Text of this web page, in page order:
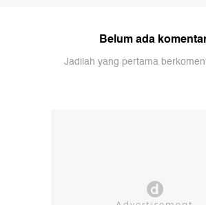
Belum ada
Jadilah yang pertama